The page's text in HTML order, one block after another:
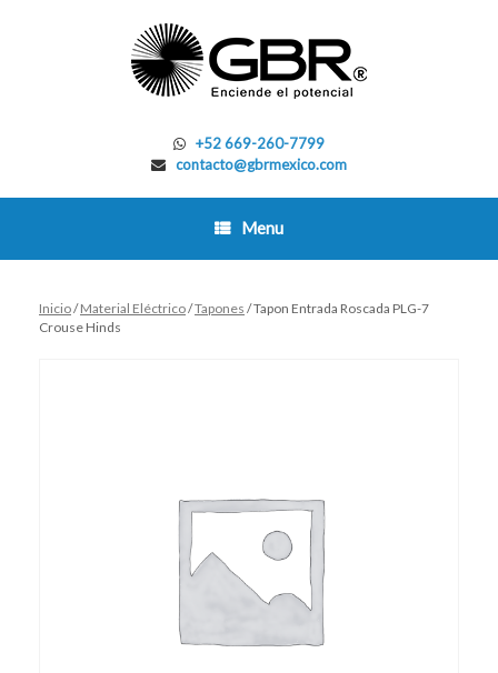
+52 669-260-7799
contacto@gbrmexico.com
Menu
Inicio/Material Eléctrico/Tapones / Tapon Entrada Roscada PLG-7
Crouse Hinds